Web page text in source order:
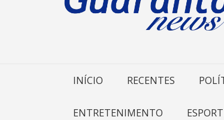
INÍCIO RECENTES
ENTRETENIMENTO